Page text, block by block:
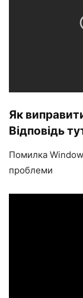
Як
Відповідь
Помилка
проблеми